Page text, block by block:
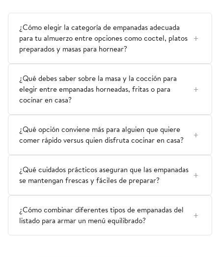
¿Cómo elegir la categoría de empanadas adecuada
para tu almuerzo entre opciones como coctel, platos
preparados y masas para hornear?
¿Qué debes saber sobre la masa y la cocción para
elegir entre empanadas horneadas, fritas o para
cocinar en casa?
¿Qué opción conviene más para alguien que quiere
comer rápido versus quien disfruta cocinar en casa?
¿Qué cuidados prácticos aseguran que las empanadas
se mantengan frescas y fáciles de preparar?
¿Cómo combinar diferentes tipos de empanadas del
listado para armar un menú equilibrado?